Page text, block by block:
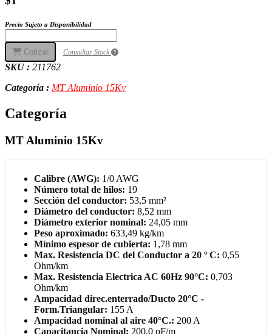
Precio Sujeto a Disponibilidad
Cotizar Consultar Stock
SKU : 211762
Categoría : MT Aluminio 15Kv
Categoría
MT Aluminio 15Kv
Calibre (AWG): 1/0 AWG
Número total de hilos: 19
Sección del conductor: 53,5 mm²
Diámetro del conductor: 8,52 mm
Diámetro exterior nominal: 24,05 mm
Peso aproximado: 633,49 kg/km
Mínimo espesor de cubierta: 1,78 mm
Max. Resistencia DC del Conductor a 20 º C: 0,55
Ohm/km
Max. Resistencia Electrica AC 60Hz 90°C: 0,703
Ohm/km
Ampacidad direc.enterrado/Ducto 20°C -
Form.Triangular: 155 A
Ampacidad nominal al aire 40°C.: 200 A
Capacitancia Nominal: 200,0 pF/m